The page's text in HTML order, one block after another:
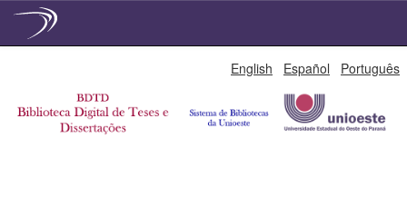
English Español Português